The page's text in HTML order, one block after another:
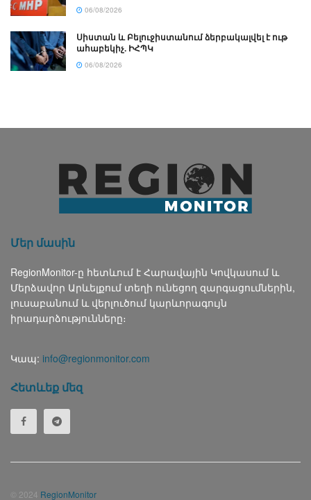
06/08/2026
Սիստան և Բելուջիստանում ձերբակալվել է ութ
ահաբեկիչ. ԻՀՊԿ
06/08/2026
Մեր մասին
RegionMonitor-ը հետևում է Հարավային Կովկասում և
Մերձավոր Արևելքում տեղի ունեցող զարգացումներին,
լուսաբանում և վերլուծում կարևորագույն
իրադարձությունները։
Կապ: info@regionmonitor.com
Հետևեք մեզ
© 2024 RegionMonitor